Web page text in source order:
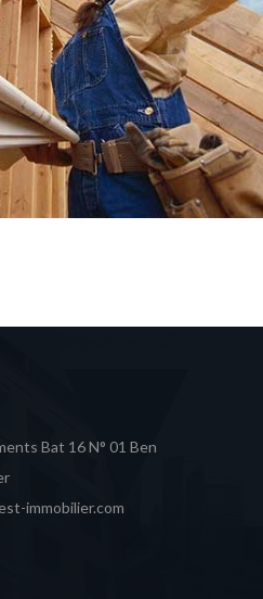
Bat 16 N° 01 Ben
immobilier.com